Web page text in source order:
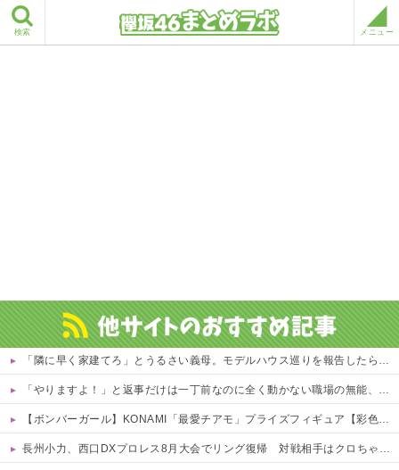
検索 メニュー
「隣に早く家建てろ」とうるさい義母。モデルハウス巡りを報告したら「草刈り誰がするのw」と煽ってきたので…旦那が放った「一言」に義母オロオロｗｗ←嫌味を逆手にとった神対応すぎる
「やりますよ！」と返事だけは一丁前なのに全く動かない職場の無能、催促しても放置→引き取ろうとすると「申し訳ないからやる」と拒否…やる気ないなら引き受けるなよ・・・
【ボンバーガール】KONAMI「最愛チアモ」プライズフィギュア【彩色原型公開】
長州小力、西口DXプロレス8月大会でリング復帰 対戦相手はクロちゃん 他